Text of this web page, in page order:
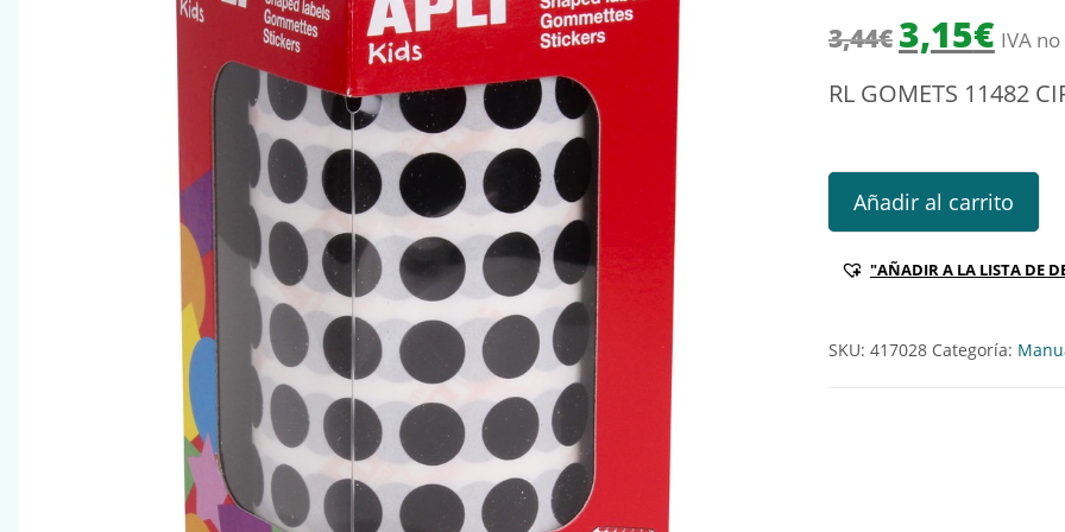
3,44€ El precio
3,15€El
IVA
RL GOMETS 11482
RL GOMETS 11482
Añadir al carrito
"AÑADIR A LA LISTA DE
SKU: 417028 Categoría: